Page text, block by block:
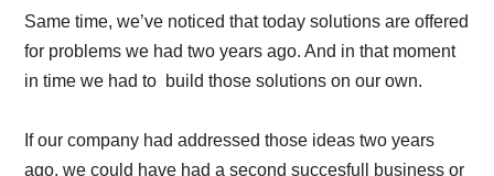
Same time, we’ve noticed that today solutions are offered
for problems we had two years ago. And in that moment
in time we had to build those solutions on our own.
If our company had addressed those ideas two years
ago, we could have had a second succesfull business or